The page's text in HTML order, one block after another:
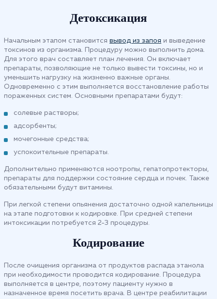
Детоксикация
Начальным этапом становится вывод из запоя и выведение
токсинов из организма. Процедуру можно выполнить дома.
Для этого врач составляет план лечения. Он включает
препараты, позволяющие не только вывести токсины, но и
уменьшить нагрузку на жизненно важные органы.
Одновременно с этим выполняется восстановление работы
пораженных систем. Основными препаратами будут:
солевые растворы;
адсорбенты;
мочегонные средства;
успокоительные препараты.
Дополнительно применяются ноотропы, гепатопротекторы,
препараты для поддержки состояние сердца и почек. Также
обязательными будут витамины.
При легкой степени опьянения достаточно одной капельницы
на этапе подготовки к кодировке. При средней степени
интоксикации потребуется 2-3 процедуры.
Кодирование
После очищения организма от продуктов распада этанола
при необходимости проводится кодирование. Процедура
выполняется в центре, поэтому пациенту нужно в
назначенное время посетить врача. В центре реабилитации